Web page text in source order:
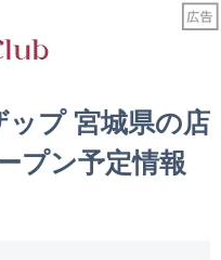
ップ 宮城県の店
プン予定情報